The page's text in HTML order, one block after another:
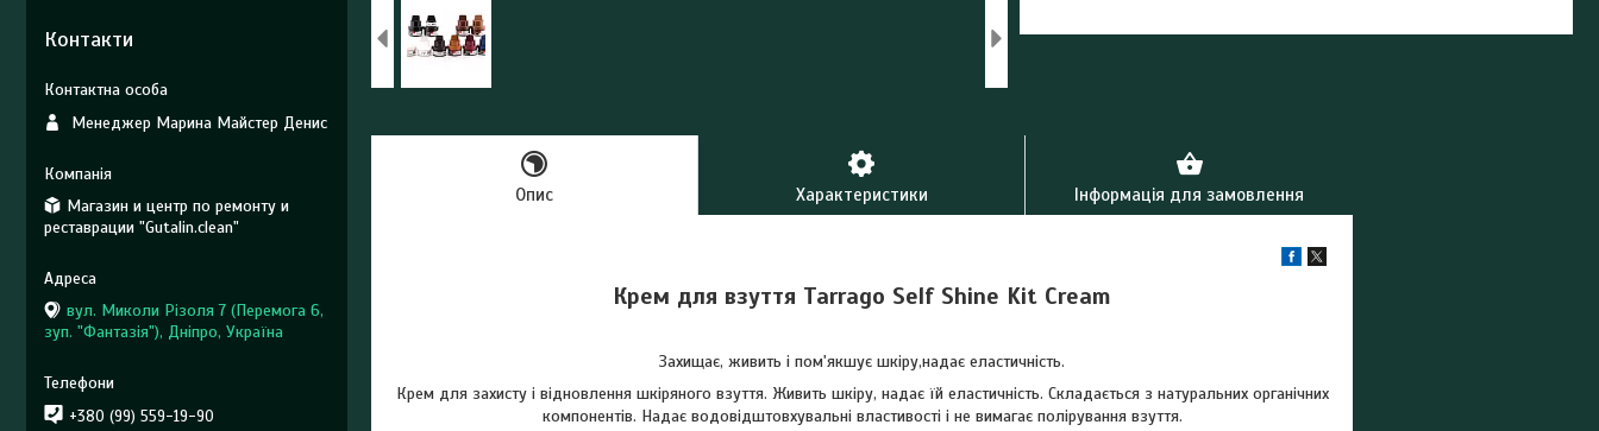
Опис Характеристики Інформація для замовлення
Крем для взуття Tarrago Self Shine Kit Cream
Захищає, живить і пом'якшує шкіру,надає еластичність.
Крем для захисту і відновлення шкіряного взуття. Живить шкіру, надає їй еластичність. Складається з натуральних органічних
компонентів. Надає водовідштовхувальні властивості і не вимагає полірування взуття.
Контакти
Менеджер Марина Майстер Денис
Магазин и центр по ремонту и
реставрации "Gutalin.clean"
вул. Миколи Різоля 7 (Перемога 6,
зуп. "Фантазія"), Дніпро, Україна
+380 (99) 559-19-90